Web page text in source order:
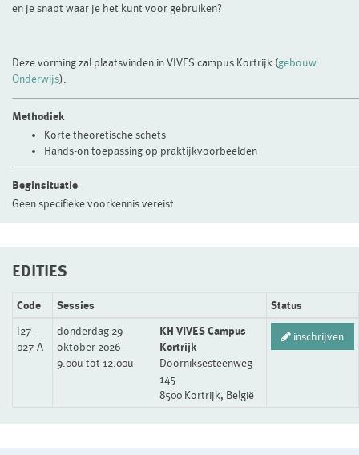
en je snapt waar je het kunt voor gebruiken?
Deze vorming zal plaatsvinden in VIVES campus Kortrijk (gebouw
Onderwijs).
Methodiek
Korte theoretische schets
Hands-on toepassing op praktijkvoorbeelden
Beginsituatie
Geen specifieke voorkennis vereist
EDITIES
Code Sessies
Status
I27-
027-A
donderdag 29
oktober 2026
9.00u tot 12.00u
KH VIVES Campus
Kortrijk
Doorniksesteenweg
145
8500 Kortrijk, België
inschrijven